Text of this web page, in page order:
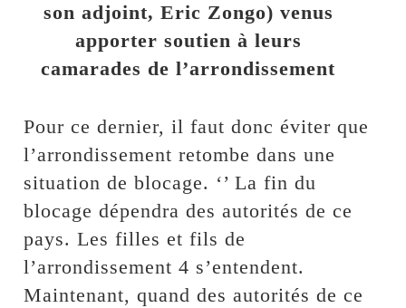
son adjoint, Eric Zongo) venus
apporter soutien à leurs
camarades de l’arrondissement
Pour ce dernier, il faut donc éviter que
l’arrondissement retombe dans une
situation de blocage. ‘’ La fin du
blocage dépendra des autorités de ce
pays. Les filles et fils de
l’arrondissement 4 s’entendent.
Maintenant, quand des autorités de ce